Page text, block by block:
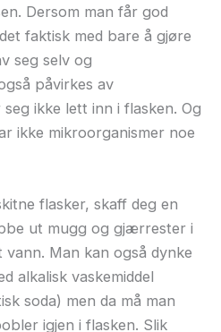
Dersom man får god
faktisk med bare å gjøre
seg selv og
påvirkes av
ikke lett inn i flasken. Og
ikke mikroorganismer noe
flasker, skaff deg en
ut mugg og gjærrester i
vann. Man kan også dynke
alkalisk vaskemiddel
soda) men da må man
igjen i flasken. Slik